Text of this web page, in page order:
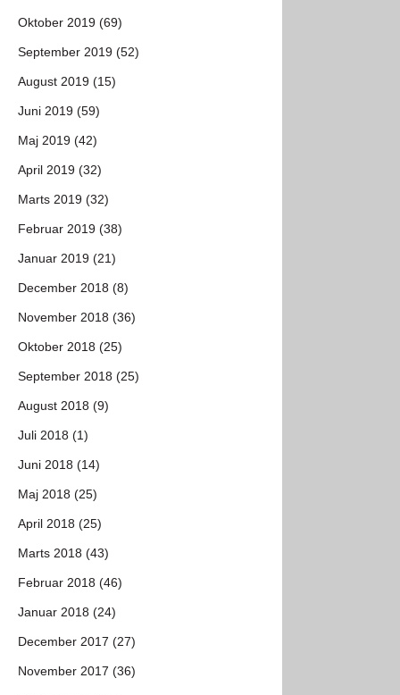
Oktober 2019 (69)
September 2019 (52)
August 2019 (15)
Juni 2019 (59)
Maj 2019 (42)
April 2019 (32)
Marts 2019 (32)
Februar 2019 (38)
Januar 2019 (21)
December 2018 (8)
November 2018 (36)
Oktober 2018 (25)
September 2018 (25)
August 2018 (9)
Juli 2018 (1)
Juni 2018 (14)
Maj 2018 (25)
April 2018 (25)
Marts 2018 (43)
Februar 2018 (46)
Januar 2018 (24)
December 2017 (27)
November 2017 (36)